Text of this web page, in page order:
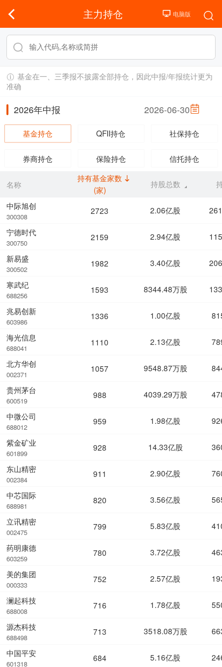
主力持仓
基金在一、三季报不披露全部持仓，因此中报/年报统计更为
准确
2026年中报 2026-06-30
基金持仓 QFII持仓 社保持仓
券商持仓 保险持仓 信托持仓
名称
中际旭创
300308
宁德时代
300750
新易盛
300502
寒武纪
688256
兆易创新
603986
海光信息
688041
北方华创
002371
贵州茅台
600519
中微公司
688012
紫金矿业
601899
东山精密
002384
中芯国际
688981
立讯精密
002475
药明康德
603259
美的集团
000333
澜起科技
688008
源杰科技
688498
中国平安
601318
持有基金家数
(家)
持股总数
2723 2.06亿股
2159 2.94亿股
1982 3.40亿股
1593 8344.48万股
1336 1.00亿股
1110 2.13亿股
1057 9548.87万股
988 4039.29万股
959 1.98亿股
928 14.33亿股
911 2.90亿股
820 3.56亿股
799 5.83亿股
780 3.72亿股
752 2.57亿股
716 1.78亿股
713 3518.08万股
684 5.16亿股